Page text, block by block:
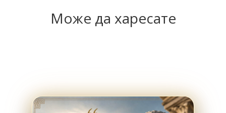
Може да харесате